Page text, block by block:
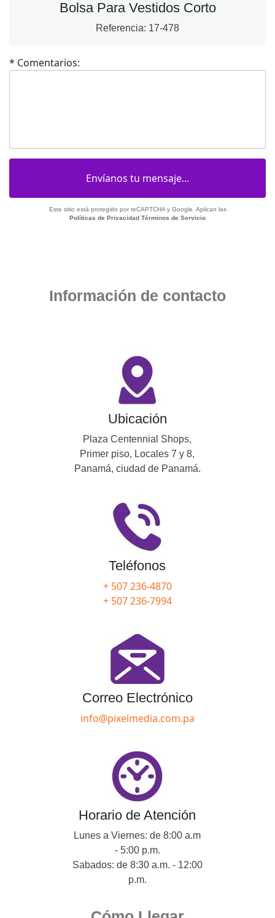
Bolsa Para Vestidos Corto
Referencia: 17-478
* Comentarios:
Este sitio está protegido por reCAPTCHA y Google. Aplican las
Políticas de Privacidad Términos de Servicio
Información de contacto
Ubicación
Plaza Centennial Shops,
Primer piso, Locales 7 y 8,
Panamá, ciudad de Panamá.
Teléfonos
+ 507 236-4870
+ 507 236-7994
Correo Electrónico
info@pixelmedia.com.pa
Horario de Atención
Lunes a Viernes: de 8:00 a.m
- 5:00 p.m.
Sabados: de 8:30 a.m. - 12:00
p.m.